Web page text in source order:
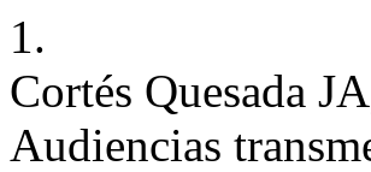
1.
Cortés Quesada
Audiencias